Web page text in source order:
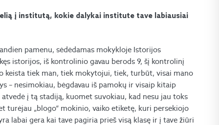
į institutą, kokie dalykai institute tave labiausiai
pamenu, sėdėdamas mokykloje Istorijos
istorijos, iš kontrolinio gavau berods 9, šį kontrolinį
keista tiek man, tiek mokytojui, tiek, turbūt, visai mano
– nesimokiau, bėgdavau iš pamokų ir visaip kitaip
į tą stadiją, kuomet suvokiau, kad nesu jau toks
turėjau „blogo“ mokinio, vaiko etiketę, kuri persekiojo
labai gera kai tave pagiria prieš visą klasę ir į tave žiūri